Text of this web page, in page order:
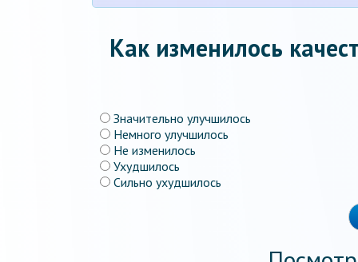
Как изменилось
Значительно улучшилось
Немного улучшилось
Не изменилось
Ухудшилось
Сильно ухудшилось